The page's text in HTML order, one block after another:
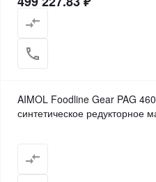
AIMOL Foodline Gear PAG
синтетическое редукторное